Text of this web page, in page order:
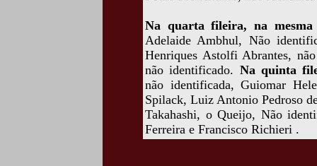
Na quarta fileira, na mesma
Adelaide Ambhul, Não
Henriques Astolfi Abrantes,
não identificado. Na quinta
não identificada, Guiomar
Spilack, Luiz Antonio Pedroso
Takahashi, o Queijo, Não
Ferreira e Francisco Richieri .